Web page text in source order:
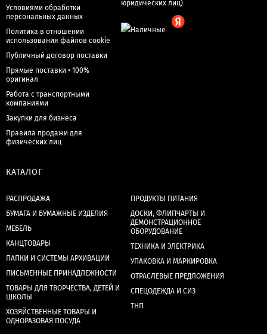
Условиями обработки
персональных данных
Политика в отношении
использования файлов cookie
Публичный договор поставки
Прямые поставки • 100%
оригинал
Работа с транспортными
компаниями
Закупки для бизнеса
Правила продажи для
физических лиц
КАТАЛОГ
РАСПРОДАЖА
БУМАГА И БУМАЖНЫЕ ИЗДЕЛИЯ
МЕБЕЛЬ
КАНЦТОВАРЫ
ПАПКИ И СИСТЕМЫ АРХИВАЦИИ
ПИСЬМЕННЫЕ ПРИНАДЛЕЖНОСТИ
ТОВАРЫ ДЛЯ ТВОРЧЕСТВА, ДЕТЕЙ И
ШКОЛЫ
ХОЗЯЙСТВЕННЫЕ ТОВАРЫ И
ОДНОРАЗОВАЯ ПОСУДА
ПРОДУКТЫ ПИТАНИЯ
ДОСКИ, ФЛИПЧАРТЫ И
ДЕМОНСТРАЦИОННОЕ
ОБОРУДОВАНИЕ
ТЕХНИКА И ЭЛЕКТРИКА
УПАКОВКА И МАРКИРОВКА
ОТРАСЛЕВЫЕ ПРЕДЛОЖЕНИЯ
СПЕЦОДЕЖДА И СИЗ
ТНП